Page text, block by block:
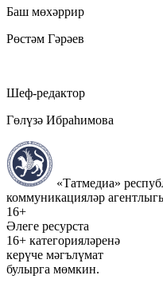
Баш мөхәррир
Рөстәм Гәрәев
Шеф-редактор
Гөлүзә Ибраһимова
«Татмедиа»
коммуникацияләр
16+
Әлеге ресурста
16+ категорияләренә
керүче мәгълүмат
булырга мөмкин.